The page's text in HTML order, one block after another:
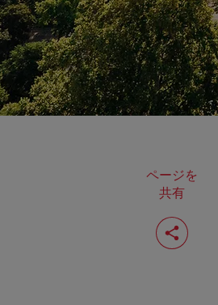
ページを
共有
ペ
ー
ジ